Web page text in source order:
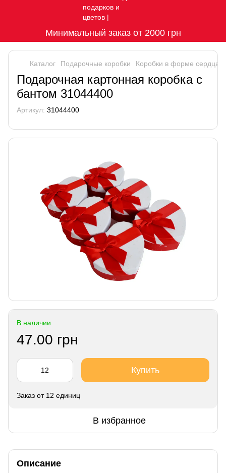
Минимальный заказ от 2000 грн
Каталог Подарочные коробки Коробки в форме сердца
Подарочная картонная коробка с
бантом 31044400
Артикул: 31044400
В наличии
47.00 грн
Купить
Заказ от 12 единиц
В избранное
Описание